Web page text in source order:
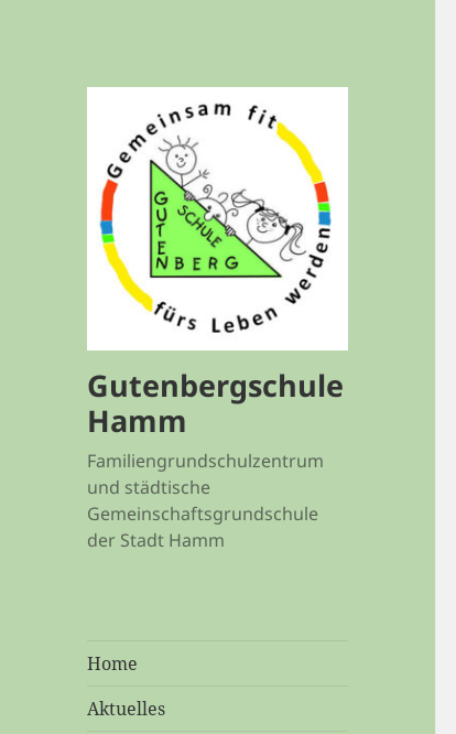
Gutenbergschule
Hamm
Familiengrundschulzentrum
und städtische
Gemeinschaftsgrundschule
der Stadt Hamm
Home
Aktuelles